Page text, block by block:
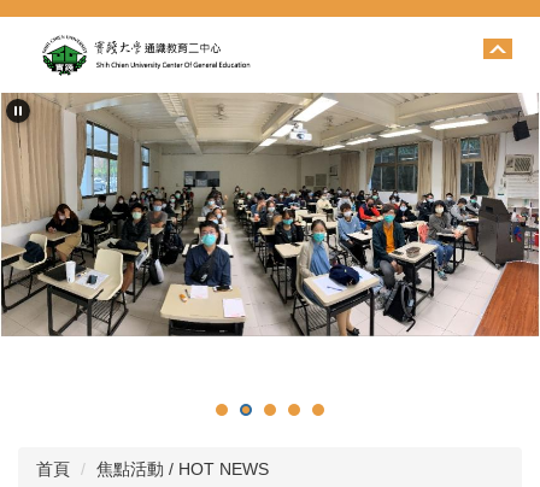
跳
要
內
容
首頁 焦點活動 / HOT NEWS